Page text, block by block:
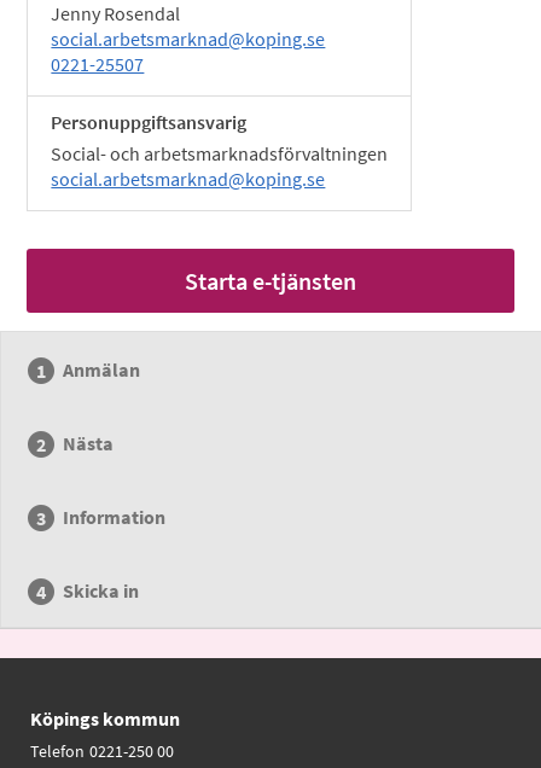
Jenny Rosendal
social.arbetsmarknad@koping.se
0221-25507
Personuppgiftsansvarig
Social- och arbetsmarknadsförvaltningen
social.arbetsmarknad@koping.se
Starta e-tjänsten
Anmälan
Nästa
Information
Skicka in
Köpings kommun
Telefon 0221-250 00